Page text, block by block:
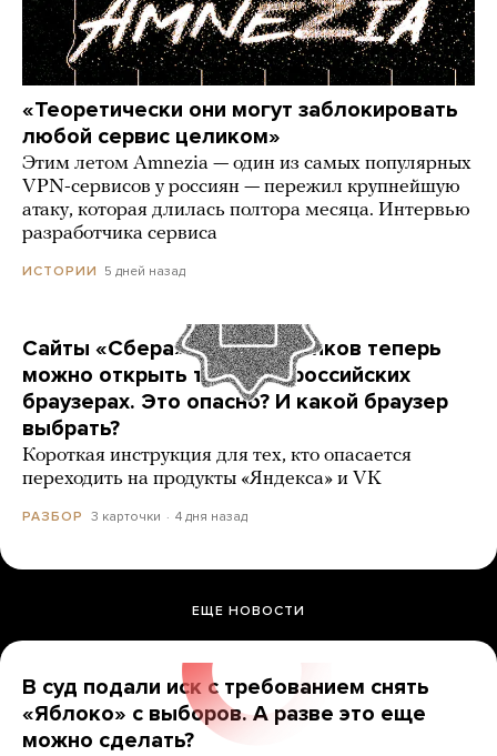
«Теоретически они могут заблокировать
любой сервис целиком»
Этим летом Amnezia — один из самых популярных
VPN-сервисов у россиян — пережил крупнейшую
атаку, которая длилась полтора месяца. Интервью
разработчика сервиса
ИСТОРИИ 5 дней назад
Сайты «Сбера» и других банков теперь
можно открыть только в российских
браузерах. Это опасно? И какой браузер
выбрать?
Короткая инструкция для тех, кто опасается
переходить на продукты «Яндекса» и VK
РАЗБОР 3 карточки 4 дня назад
ЕЩЕ НОВОСТИ
В суд подали иск с требованием снять
«Яблоко» с выборов. А разве это еще
можно сделать?